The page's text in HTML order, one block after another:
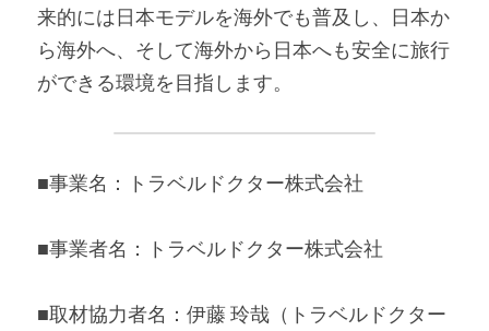
来的には日本モデルを海外でも普及し、日本か
ら海外へ、そして海外から日本へも安全に旅行
ができる環境を目指します。
■事業名：トラベルドクター株式会社
■事業者名：トラベルドクター株式会社
■取材協力者名：伊藤 玲哉（トラベルドクター